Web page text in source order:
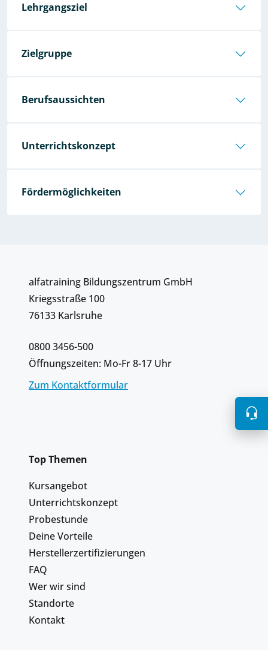
Lehrgangsziel
Zielgruppe
Berufsaussichten
Unterrichtskonzept
Fördermöglichkeiten
alfatraining Bildungszentrum GmbH
Kriegsstraße 100
76133 Karlsruhe
0800 3456-500
Öffnungszeiten: Mo-Fr 8-17 Uhr
Zum Kontaktformular
Top Themen
Kursangebot
Unterrichtskonzept
Probestunde
Deine Vorteile
Herstellerzertifizierungen
FAQ
Wer wir sind
Standorte
Kontakt